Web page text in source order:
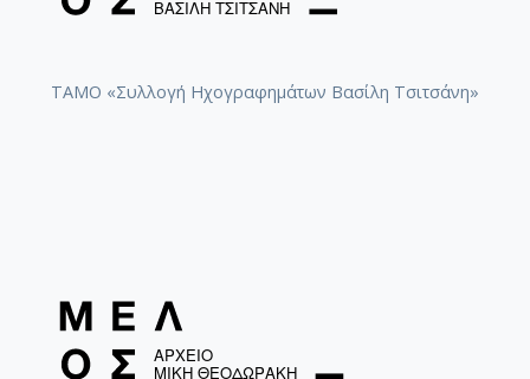
ΤΑΜΟ «Συλλογή Ηχογραφημάτων Βασίλη Τσιτσάνη»